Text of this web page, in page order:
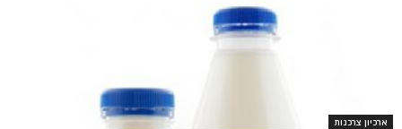
ארכיון צרכנות